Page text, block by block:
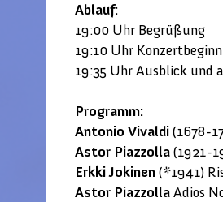
Ablauf:
19:00 Uhr Begrüßung
19:10 Uhr Konzertbeginn
19:35 Uhr Ausblick und
Programm:
Antonio Vivaldi(1678-
Astor Piazzolla(1921-
Erkki Jokinen(*1941)
Astor PiazzollaAdios